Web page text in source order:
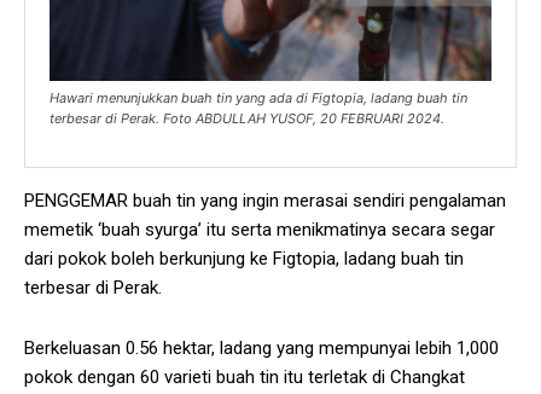
Hawari menunjukkan buah tin yang ada di Figtopia, ladang buah tin
terbesar di Perak. Foto ABDULLAH YUSOF, 20 FEBRUARI 2024.
PENGGEMAR buah tin yang ingin merasai sendiri pengalaman
memetik ‘buah syurga’ itu serta menikmatinya secara segar
dari pokok boleh berkunjung ke Figtopia, ladang buah tin
terbesar di Perak.
Berkeluasan 0.56 hektar, ladang yang mempunyai lebih 1,000
pokok dengan 60 varieti buah tin itu terletak di Changkat